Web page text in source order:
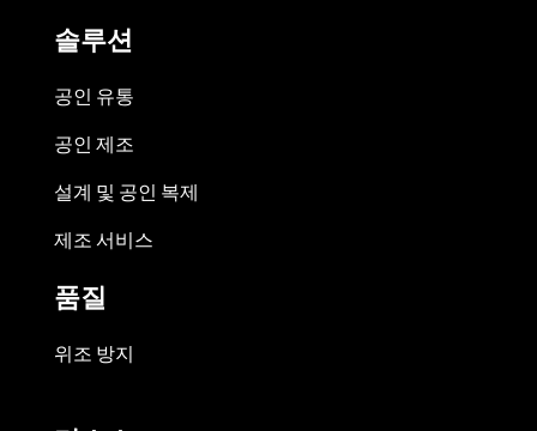
솔루션
공인 유통
공인 제조
설계 및 공인 복제
제조 서비스
품질
위조 방지